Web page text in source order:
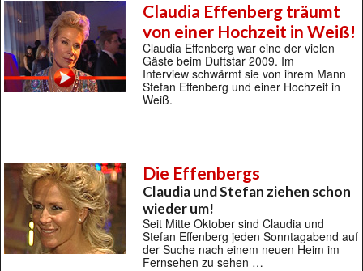
Claudia Effenberg träumt
von einer Hochzeit in Weiß!
Claudia Effenberg war eine der vielen
Gäste beim Duftstar 2009. Im
Interview schwärmt sie von ihrem Mann
Stefan Effenberg und einer Hochzeit in
Weiß.
Die Effenbergs
Claudia und Stefan ziehen schon
wieder um!
Seit Mitte Oktober sind Claudia und
Stefan Effenberg jeden Sonntagabend auf
der Suche nach einem neuen Heim im
Fernsehen zu sehen …